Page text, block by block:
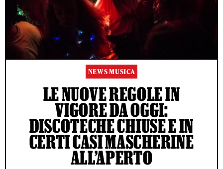
NEWS MUSICA
LE NUOVE REGOLE IN
VIGORE DA OGGI:
DISCOTECHE CHIUSE E IN
CERTI CASI MASCHERINE
ALL’APERTO